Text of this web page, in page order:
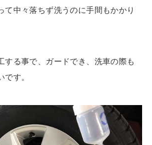
て中々落ちず洗うのに手間もかかり
する事で、ガードでき、洗車の際も
です。